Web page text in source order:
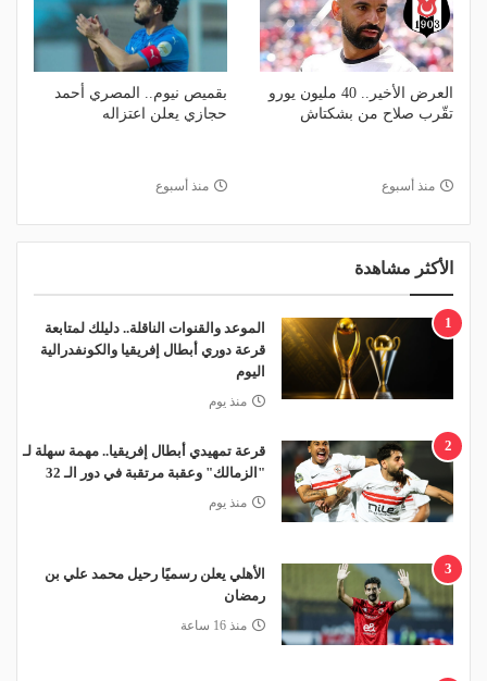
العرض الأخير.. 40 مليون يورو
تقّرب صلاح من بشكتاش
منذ أسبوع
بقميص نيوم.. المصري أحمد
حجازي يعلن اعتزاله
منذ أسبوع
الأكثر مشاهدة
1
الموعد والقنوات الناقلة.. دليلك لمتابعة
قرعة دوري أبطال إفريقيا والكونفدرالية
اليوم
منذ يوم
2
قرعة تمهيدي أبطال إفريقيا.. مهمة سهلة لـ
"الزمالك" وعقبة مرتقبة في دور الـ 32
منذ يوم
3
الأهلي يعلن رسميًا رحيل محمد علي بن
رمضان
منذ 16 ساعة